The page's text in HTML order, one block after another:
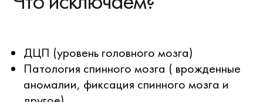
ДЦП (уровень головного мозга)
Патология спинного мозга ( врожденные
аномалии, фиксация спинного мозга и